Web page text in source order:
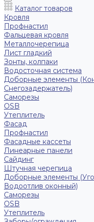
Каталог товаров
Кровля
Профнастил
Фальцевая кровля
Металлочерепица
Лист гладкий
Зонты, колпаки
Водосточная система
Доборные элементы
Снегозадержатель)
Саморезы
ОSB
Утеплитель
Фасад
Профнастил
Фасадные кассеты
Линеарные панели
Сайдинг
Штучная черепица
Доборные элементы
Водоотлив оконный)
Саморезы
OSB
Утеплитель